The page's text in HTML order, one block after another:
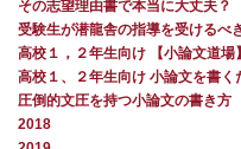
その志望理由書で本当に大丈夫？
受験生が潜龍舎の指導を受けるべ
高校１，２年生向け 【小論文道場】
高校１、２年生向け 小論文を書
圧倒的文圧を持つ小論文の書き方
2018